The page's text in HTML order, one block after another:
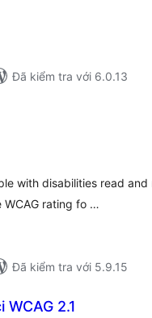
Đã kiểm tra với 6.0.13
with disabilities read and
WCAG rating fo …
Đã kiểm tra với 5.9.15
2.1